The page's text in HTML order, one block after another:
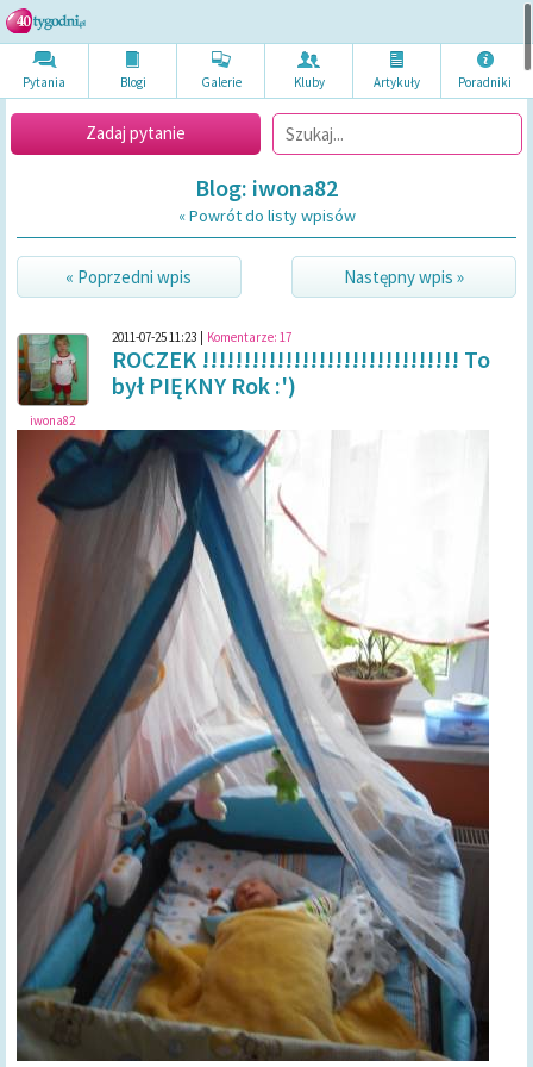
Pytania Blogi Galerie Kluby Artykuły Poradniki
Zadaj pytanie
Blog: iwona82
« Powrót do listy wpisów
« Poprzedni wpis Następny wpis »
iwona82
2011-07-25 11:23 Komentarze: 17
ROCZEK !!!!!!!!!!!!!!!!!!!!!!!!!!!!!!! To
był PIĘKNY Rok :')